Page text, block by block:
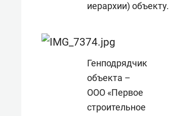
иерархии) объекту.
Генподрядчик
объекта –
ООО «Первое
строительное